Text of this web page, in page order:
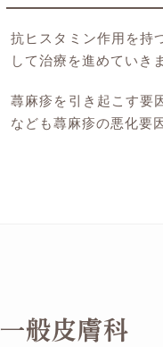
抗ヒスタミン作用を持
して治療を進めていき
蕁麻疹を引き起こす要
なども蕁麻疹の悪化要
一般皮膚科